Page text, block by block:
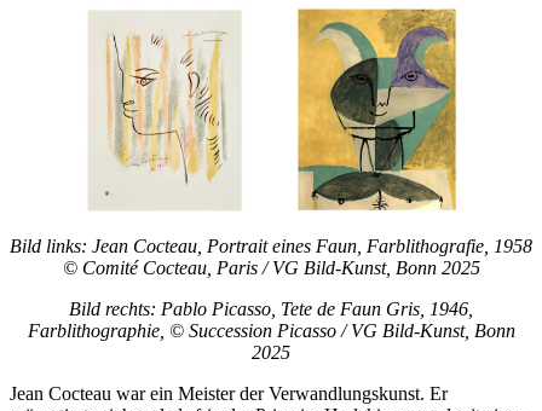
Bild links: Jean Cocteau, Portrait eines Faun, Farblithografie, 1958
© Comité Cocteau, Paris / VG Bild-Kunst, Bonn 2025
Bild rechts: Pablo Picasso, Tete de Faun Gris, 1946,
Farblithographie, © Succession Picasso / VG Bild-Kunst, Bonn
2025
Jean Cocteau war ein Meister der Verwandlungskunst. Er